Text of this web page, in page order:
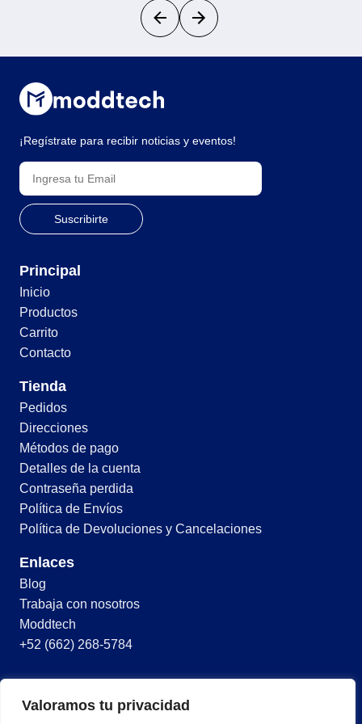
Valoramos tu privacidad
¡Regístrate para recibir noticias y eventos!
Principal
Inicio
Productos
Carrito
Contacto
Tienda
Pedidos
Direcciones
Métodos de pago
Detalles de la cuenta
Contraseña perdida
Política de Envíos
Política de Devoluciones y Cancelaciones
Enlaces
Blog
Trabaja con nosotros
Moddtech
+52 (662) 268-5784
© 2026 Todos los derechos reservados